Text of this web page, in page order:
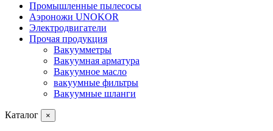
Промышленные пылесосы
Аэроножи UNOKOR
Электродвигатели
Прочая продукция
Вакуумметры
Вакуумная арматура
Вакуумное масло
вакуумные фильтры
Вакуумные шланги
Каталог ×